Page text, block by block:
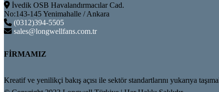
İvedik OSB Havalandırmacılar Cad.
No:143-145 Yenimahalle / Ankara
(0312)394-5505
sales@longwellfans.com.tr
FİRMAMIZ
Kreatif ve yenilikçi bakış açısı ile sektör standartlarını yukarıya